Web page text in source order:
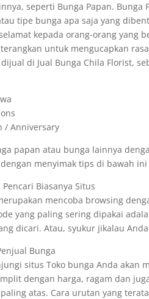
seperti Bunga Papan.
tipe bunga apa saja yang
kepada orang-orang yang
untuk mengucapkan
di Jual Bunga Chila Florist,
/ Anniversary
papan atau bunga lainnya
menyimak tips di bawah ini
Biasanya Situs
mencoba browsing
yang paling sering dipakai
dicari. Atau, syukur jikalau
Bunga
situs Toko bunga Anda akan
dengan harga, ragam dan
atas. Cara urutan yang